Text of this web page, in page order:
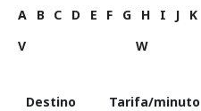
A B C D E F G H I J K
V
W
Destino Tarifa/minuto